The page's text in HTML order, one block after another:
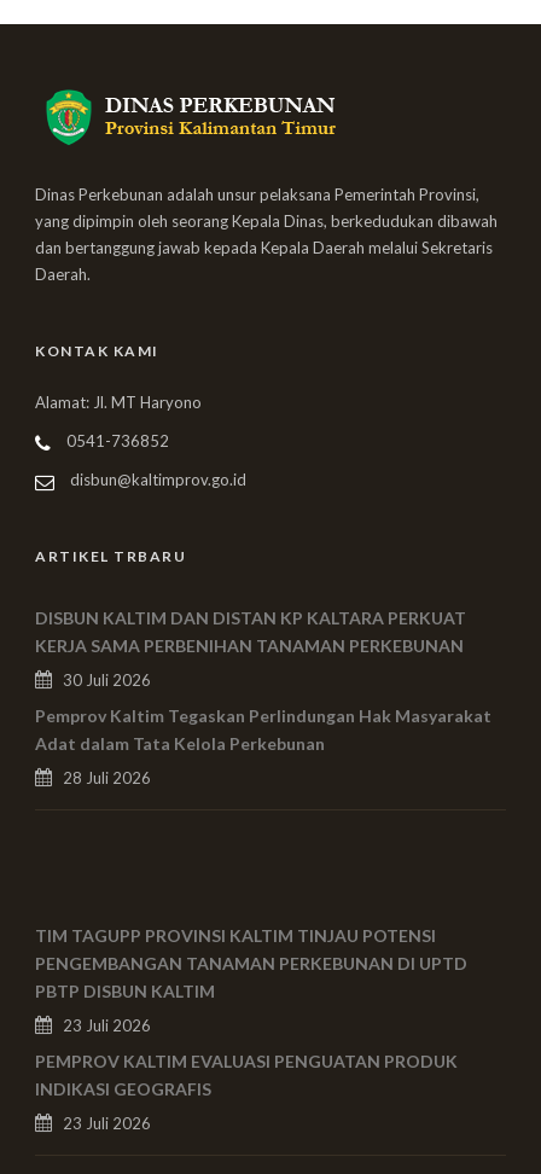
Dinas Perkebunan adalah unsur pelaksana Pemerintah Provinsi,
yang dipimpin oleh seorang Kepala Dinas, berkedudukan dibawah
dan bertanggung jawab kepada Kepala Daerah melalui Sekretaris
Daerah.
KONTAK KAMI
Alamat: Jl. MT Haryono
0541-736852
disbun@kaltimprov.go.id
ARTIKEL TRBARU
DISBUN KALTIM DAN DISTAN KP KALTARA PERKUAT
KERJA SAMA PERBENIHAN TANAMAN PERKEBUNAN
30 Juli 2026
Pemprov Kaltim Tegaskan Perlindungan Hak Masyarakat
Adat dalam Tata Kelola Perkebunan
28 Juli 2026
TIM TAGUPP PROVINSI KALTIM TINJAU POTENSI
PENGEMBANGAN TANAMAN PERKEBUNAN DI UPTD
PBTP DISBUN KALTIM
23 Juli 2026
PEMPROV KALTIM EVALUASI PENGUATAN PRODUK
INDIKASI GEOGRAFIS
23 Juli 2026